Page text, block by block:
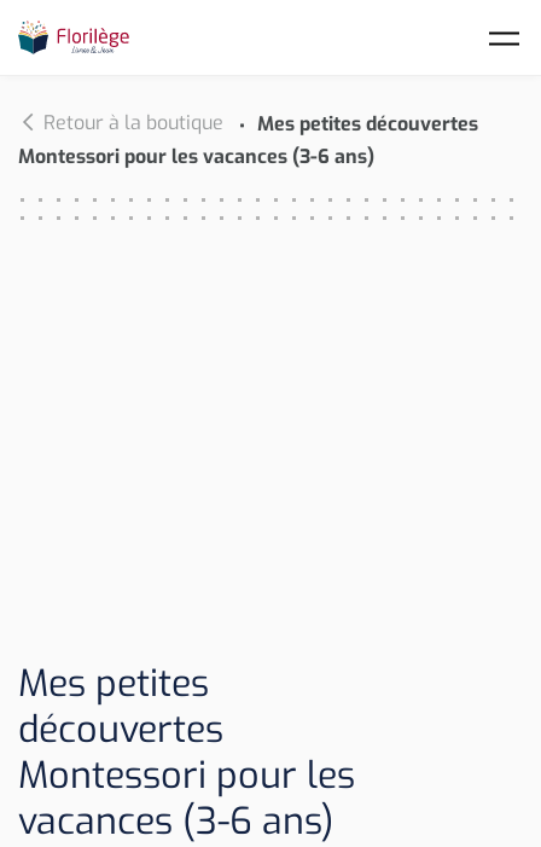
Retour à la boutique
Mes petites découvertes
Montessori pour les vacances (3-6 ans)
Mes petites
découvertes
Montessori pour les
vacances (3-6 ans)